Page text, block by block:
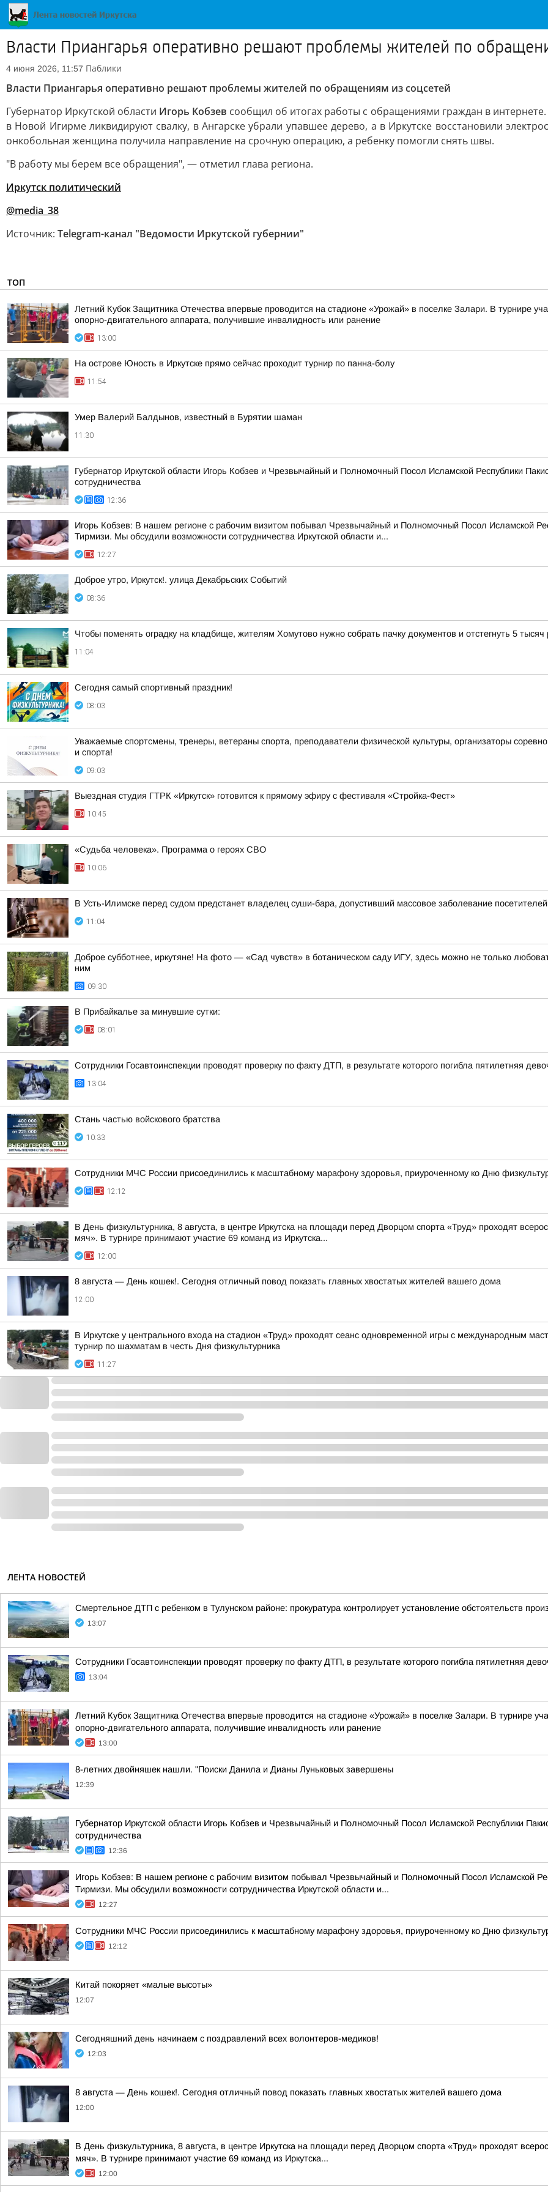
Власти Приангарья оперативно решают проблемы жителей по
4 июня 2026, 11:57 Паблики
Власти Приангарья оперативно решают проблемы жителей по обращениям из соцсетей
Губернатор Иркутской области Игорь Кобзев сообщил об итогах работы с обращениями граждан в
в Новой Игирме ликвидируют свалку, в Ангарске убрали упавшее дерево, а в Иркутске восстановили
онкобольная женщина получила направление на срочную операцию, а ребенку помогли снять швы.
"В работу мы берем все обращения", — отметил глава региона.
Иркутск политический
@media_38
Источник: Telegram-канал "Ведомости Иркутской губернии"
ТОП
Летний Кубок Защитника Отечества впервые проводится на стадионе «Урожай» в поселке Залари. В турнире
опорно-двигательного аппарата, получившие инвалидность или ранение
13:00
На острове Юность в Иркутске прямо сейчас проходит турнир по панна-болу
11:54
Умер Валерий Балдынов, известный в Бурятии шаман
11:30
Губернатор Иркутской области Игорь Кобзев и Чрезвычайный и Полномочный Посол Исламской Республики
сотрудничества
12:36
Игорь Кобзев: В нашем регионе с рабочим визитом побывал Чрезвычайный и Полномочный Посол Исламской
Тирмизи. Мы обсудили возможности сотрудничества Иркутской области и...
12:27
Доброе утро, Иркутск!. улица Декабрьских Событий
08:36
Чтобы поменять оградку на кладбище, жителям Хомутово нужно собрать пачку документов и отстегнуть 5 тысяч
11:04
Сегодня самый спортивный праздник!
08:03
Уважаемые спортсмены, тренеры, ветераны спорта, преподаватели физической культуры, организаторы
и спорта!
09:03
Выездная студия ГТРК «Иркутск» готовится к прямому эфиру с фестиваля «Стройка-Фест»
10:45
«Судьба человека». Программа о героях СВО
10:06
В Усть-Илимске перед судом предстанет владелец суши-бара, допустивший массовое заболевание посетителей
11:04
Доброе субботнее, иркутяне! На фото — «Сад чувств» в ботаническом саду ИГУ, здесь можно не только
ним
09:30
В Прибайкалье за минувшие сутки:
08:01
Сотрудники Госавтоинспекции проводят проверку по факту ДТП, в результате которого погибла пятилетняя
13:04
Стань частью войскового братства
10:33
Сотрудники МЧС России присоединились к масштабному марафону здоровья, приуроченному ко Дню
12:12
В День физкультурника, 8 августа, в центре Иркутска на площади перед Дворцом спорта «Труд» проходят
мяч». В турнире принимают участие 69 команд из Иркутска...
12:00
8 августа — День кошек!. Сегодня отличный повод показать главных хвостатых жителей вашего дома
12:00
В Иркутске у центрального входа на стадион «Труд» проходят сеанс одновременной игры с международным
турнир по шахматам в честь Дня физкультурника
11:27
ЛЕНТА НОВОСТЕЙ
Смертельное ДТП с ребенком в Тулунском районе: прокуратура контролирует установление обстоятельств
13:07
Сотрудники Госавтоинспекции проводят проверку по факту ДТП, в результате которого погибла пятилетняя
13:04
Летний Кубок Защитника Отечества впервые проводится на стадионе «Урожай» в поселке Залари. В турнире
опорно-двигательного аппарата, получившие инвалидность или ранение
13:00
8-летних двойняшек нашли. "Поиски Данила и Дианы Луньковых завершены
12:39
Губернатор Иркутской области Игорь Кобзев и Чрезвычайный и Полномочный Посол Исламской Республики
сотрудничества
12:36
Игорь Кобзев: В нашем регионе с рабочим визитом побывал Чрезвычайный и Полномочный Посол Исламской
Тирмизи. Мы обсудили возможности сотрудничества Иркутской области и...
12:27
Сотрудники МЧС России присоединились к масштабному марафону здоровья, приуроченному ко Дню
12:12
Китай покоряет «малые высоты»
12:07
Сегодняшний день начинаем с поздравлений всех волонтеров-медиков!
12:03
8 августа — День кошек!. Сегодня отличный повод показать главных хвостатых жителей вашего дома
12:00
В День физкультурника, 8 августа, в центре Иркутска на площади перед Дворцом спорта «Труд» проходят
мяч». В турнире принимают участие 69 команд из Иркутска...
12:00